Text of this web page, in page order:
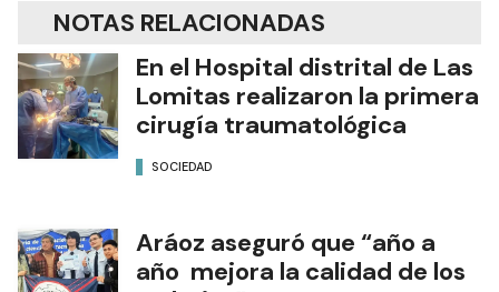
NOTAS RELACIONADAS
En el Hospital distrital de Las
Lomitas realizaron la primera
cirugía traumatológica
SOCIEDAD
Aráoz aseguró que “año a
año mejora la calidad de los